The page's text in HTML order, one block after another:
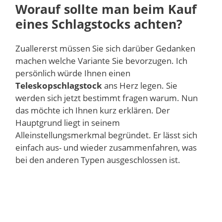
Worauf sollte man beim Kauf
eines Schlagstocks achten?
Zuallererst müssen Sie sich darüber Gedanken
machen welche Variante Sie bevorzugen. Ich
persönlich würde Ihnen einen
Teleskopschlagstockans Herz legen. Sie
werden sich jetzt bestimmt fragen warum. Nun
das möchte ich Ihnen kurz erklären. Der
Hauptgrund liegt in seinem
Alleinstellungsmerkmal begründet. Er lässt sich
einfach aus- und wieder zusammenfahren, was
bei den anderen Typen ausgeschlossen ist.